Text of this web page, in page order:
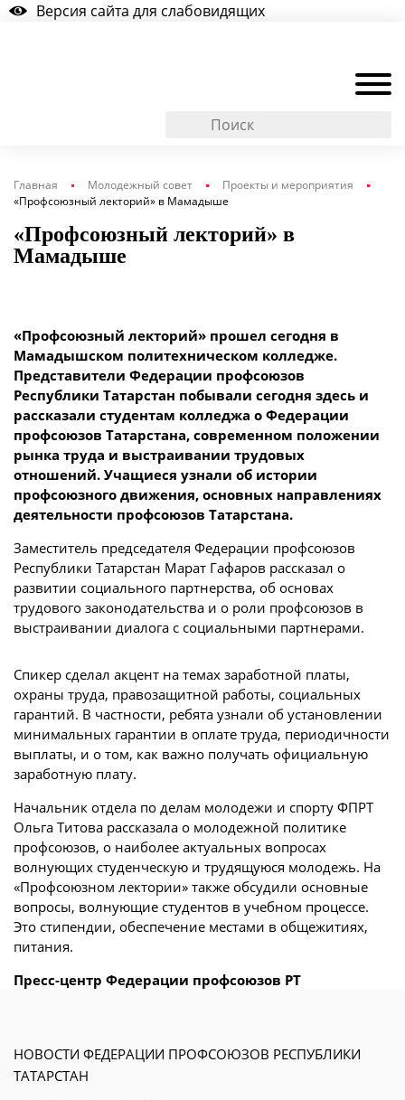
Версия сайта для слабовидящих
Главная Молодежный совет
Проекты и мероприятия
«Профсоюзный лекторий» в Мамадыше
«Профсоюзный лекторий» в
Мамадыше
«Профсоюзный лекторий» прошел сегодня в
Мамадышском политехническом колледже.
Представители Федерации профсоюзов
Республики Татарстан побывали сегодня здесь и
рассказали студентам колледжа о Федерации
профсоюзов Татарстана, современном положении
рынка труда и выстраивании трудовых
отношений. Учащиеся узнали об истории
профсоюзного движения, основных направлениях
деятельности профсоюзов Татарстана.
Заместитель председателя Федерации профсоюзов
Республики Татарстан Марат Гафаров рассказал о
развитии социального партнерства, об основах
трудового законодательства и о роли профсоюзов в
выстраивании диалога с социальными партнерами.
Спикер сделал акцент на темах заработной платы,
охраны труда, правозащитной работы, социальных
гарантий. В частности, ребята узнали об установлении
минимальных гарантии в оплате труда, периодичности
выплаты, и о том, как важно получать официальную
заработную плату.
Начальник отдела по делам молодежи и спорту ФПРТ
Ольга Титова рассказала о молодежной политике
профсоюзов, о наиболее актуальных вопросах
волнующих студенческую и трудящуюся молодежь. На
«Профсоюзном лектории» также обсудили основные
вопросы, волнующие студентов в учебном процессе.
Это стипендии, обеспечение местами в общежитиях,
питания.
Пресс-центр Федерации профсоюзов РТ
НОВОСТИ ФЕДЕРАЦИИ ПРОФСОЮЗОВ РЕСПУБЛИКИ
ТАТАРСТАН